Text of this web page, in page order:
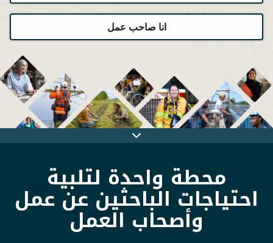
انا صاحب عمل
محطة واحدة لتلبية
احتياجات الباحثين عن عمل
وأصحاب العمل